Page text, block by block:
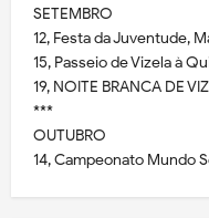
SETEMBRO
12, Festa da Juventude,
15, Passeio de Vizela à
19, NOITE BRANCA DE
***
OUTUBRO
14, Campeonato Mundo